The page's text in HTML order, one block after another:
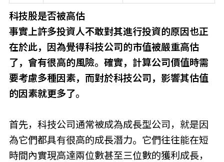
科技股是否被高估
事實上許多投資人不敢對其進行投資的原因也正
在於此，因為覺得科技公司的市值被嚴重高估
了，會有很高的風險。確實，計算公司價值時需
要考慮多種因素，而對於科技公司，影響其估值
的因素就更多了。
首先，科技公司通常被成為成長型公司，就是因
為它們都具有很高的成長潛力。它們往往能在短
時間內實現高達兩位數甚至三位數的獲利成長，